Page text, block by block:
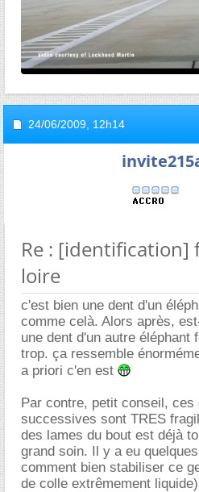
24/06/2009, 12h14
Re : [identification]
loire
c'est bien une dent d'un
comme celà. Alors après,
une dent d'un autre éléphant
trop. ça ressemble
a priori c'en est
Par contre, petit conseil, ces
successives sont TRES
des lames du bout est déjà
grand soin. Il y a eu
comment bien stabiliser ce
de colle extrêmement